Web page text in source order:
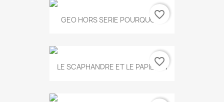
GEO HORS SERIE POURQUOI...
favorite_border
LE SCAPHANDRE ET LE PAPILLON
favorite_border